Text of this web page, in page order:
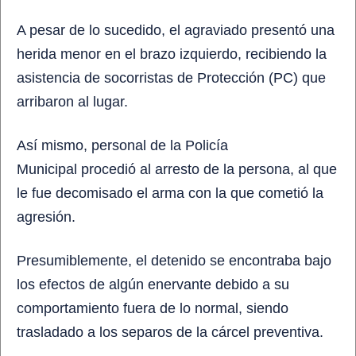
A pesar de lo sucedido, el agraviado presentó una
herida menor en el brazo izquierdo, recibiendo la
asistencia de socorristas de Protección (PC) que
arribaron al lugar.
Así mismo, personal de la Policía
Municipal procedió al arresto de la persona, al que
le fue decomisado el arma con la que cometió la
agresión.
Presumiblemente, el detenido se encontraba bajo
los efectos de algún enervante debido a su
comportamiento fuera de lo normal, siendo
trasladado a los separos de la cárcel preventiva.